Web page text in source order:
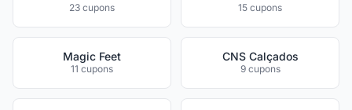
23 cupons 15 cupons
Magic Feet
11 cupons
CNS Calçados
9 cupons